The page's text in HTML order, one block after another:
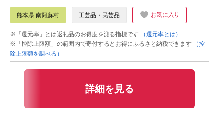
熊本県 南阿蘇村 工芸品・民芸品 お気に入り
※「還元率」とは返礼品のお得度を測る指標です
（還元率とは）
※「控除上限額」の範囲内で寄付するとお得にふるさと納税できます
（控
除上限額を調べる）
詳細を見る